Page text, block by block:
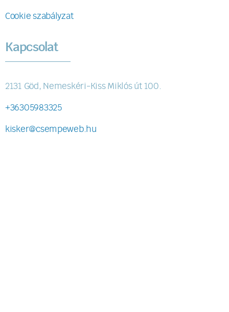
Cookie szabályzat
Kapcsolat
2131 Göd, Nemeskéri-Kiss Miklós út 100.
+36305983325
kisker@csempeweb.hu